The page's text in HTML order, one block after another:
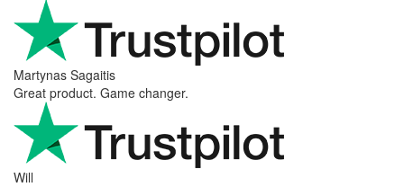
Martynas Sagaitis
Great product. Game changer.
Will